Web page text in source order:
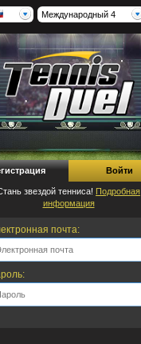
Международный 4
Войти
звездой тенниса! Подробная
информация
почта: